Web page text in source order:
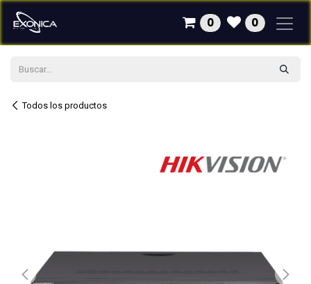
Ir al contenido
0 0
Todos los productos